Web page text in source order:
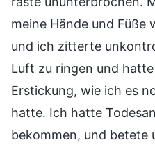
meine Hände und Füße
und ich zitterte
Luft zu ringen und
Erstickung, wie ich es
hatte. Ich hatte
bekommen, und betete